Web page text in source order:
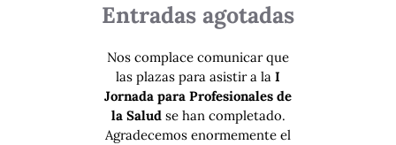
Entradas agotadas
Nos complace comunicar que
las plazas para asistir a la I
Jornada para Profesionales de
la Saludse han completado.
Agradecemos enormemente el